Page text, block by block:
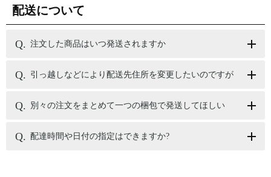
配送について
注文した商品はいつ発送されますか
引っ越しなどにより配送先住所を変更したいのですが
別々の注文をまとめて一つの梱包で発送してほしい
配達時間や日付の指定はできますか?